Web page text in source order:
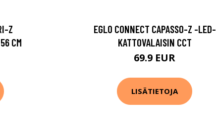
Z
CM
EGLO CONNECT CAPASSO-Z -LED-
KATTOVALAISIN CCT
69.9 EUR
LISÄTIETOJA